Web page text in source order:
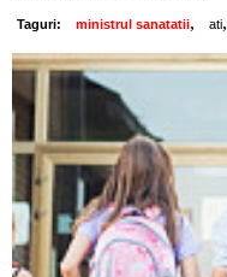
Taguri: ministrul sanatatii, ati,